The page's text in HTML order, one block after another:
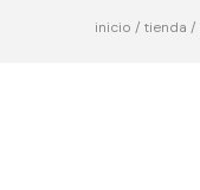
inicio / tienda /